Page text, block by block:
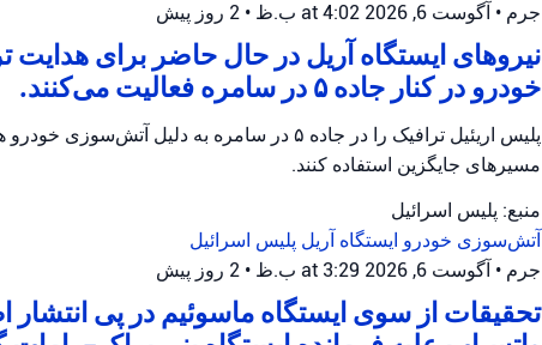
جرم • آگوست 6, 2026 at 4:02 ب.ظ • 2 روز پیش
نیروهای ایستگاه آریل در حال حاضر برای
خودرو در کنار جاده ۵ در سامره فعالیت می‌کنند.
پلیس اریئیل ترافیک را در جاده ۵ در سامره به
مسیرهای جایگزین استفاده کنند.
منبع: پلیس اسرائیل
آتش‌سوزی خودرو ایستگاه آریل پلیس اسرائیل
جرم • آگوست 6, 2026 at 3:29 ب.ظ • 2 روز پیش
تحقیقات از سوی ایستگاه ماسوئیم در پی انتشار